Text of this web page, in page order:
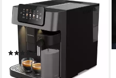
GRUNDIG
Kaffeevollautomat KVA 7230
250 g Bohnenkapazität
19 bar Pumpendruck
Touch-Bedienung
Bedienung
(10)
ab 359,00 €
17,83 €mtl. in 24 Raten